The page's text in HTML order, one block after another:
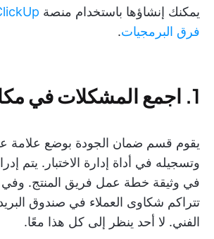
يمكنك إنشاؤها باستخدام منصة
فرق البرمجيات.
1. اجمع المشكلات في مكان واحد
يقوم قسم ضمان الجودة بوضع علامة
وتسجيله في أداة إدارة الاختبار. يتم
في وثيقة خطة عمل فريق المنتج.
تتراكم شكاوى العملاء في صندوق
الفني. لا أحد ينظر إلى كل هذا معًا.